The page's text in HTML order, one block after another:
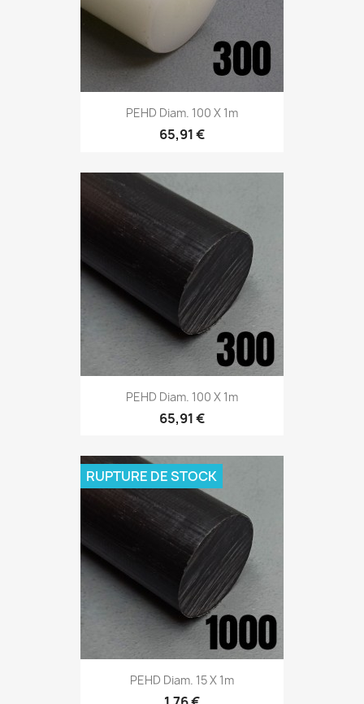
PEHD Diam. 100 X 1m
65,91 €
PEHD Diam. 100 X 1m
65,91 €
PEHD Diam. 15 X 1m
RUPTURE DE STOCK